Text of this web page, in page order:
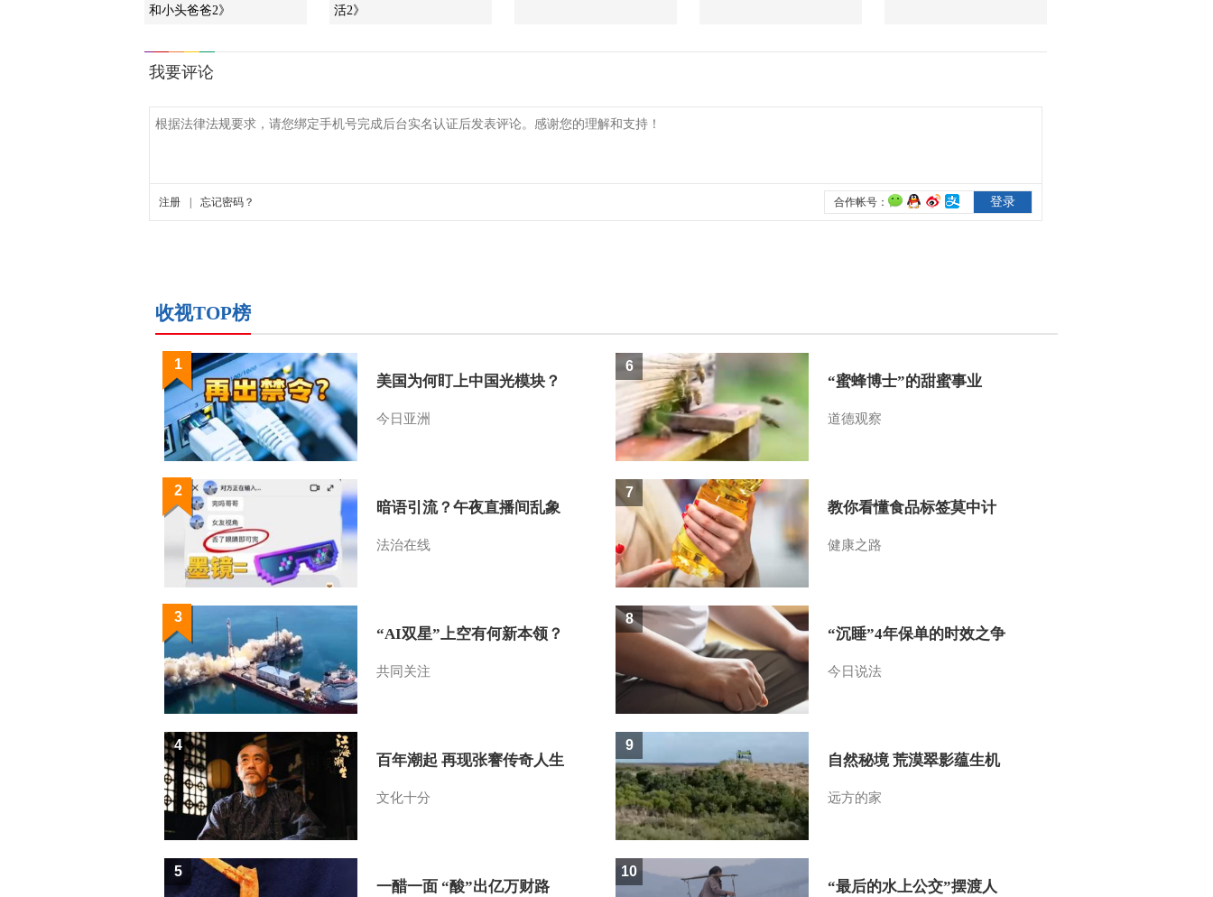
和小头爸爸2》
活2》
收视TOP榜
美国为何盯上中国光模块？
今日亚洲
1
暗语引流？午夜直播间乱象
法治在线
2
“AI双星”上空有何新本领？
共同关注
3
百年潮起 再现张謇传奇人生
文化十分
4
一醋一面 “酸”出亿万财路
5
“蜜蜂博士”的甜蜜事业
道德观察
6
教你看懂食品标签莫中计
健康之路
7
“沉睡”4年保单的时效之争
今日说法
8
自然秘境 荒漠翠影蕴生机
远方的家
9
“最后的水上公交”摆渡人
10